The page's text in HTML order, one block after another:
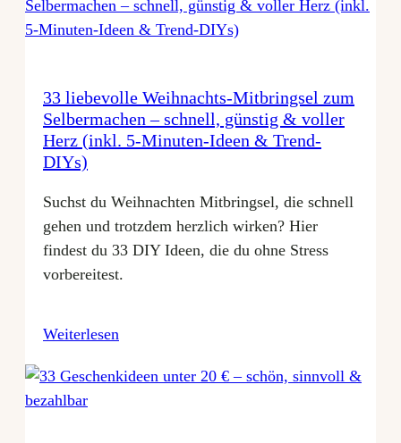
33 liebevolle Weihnachts-Mitbringsel zum
Selbermachen – schnell, günstig & voller
Herz (inkl. 5-Minuten-Ideen & Trend-
DIYs)
Suchst du Weihnachten Mitbringsel, die schnell
gehen und trotzdem herzlich wirken? Hier
findest du 33 DIY Ideen, die du ohne Stress
vorbereitest.
Weiterlesen